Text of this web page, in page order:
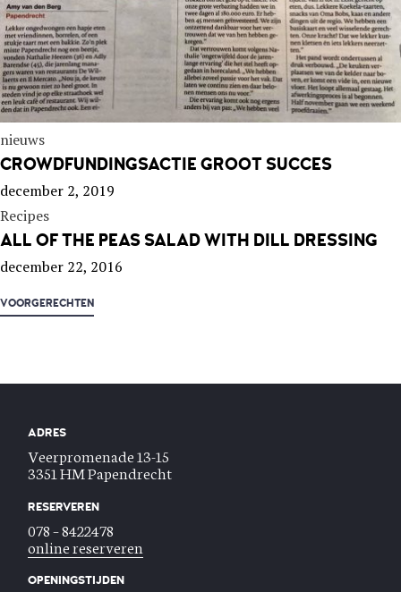
nieuws
CROWDFUNDINGSACTIE GROOT SUCCES
december 2, 2019
Recipes
ALL OF THE PEAS SALAD WITH DILL DRESSING
december 22, 2016
VOORGERECHTEN
ADRES
Veerpromenade 13-15
3351 HM Papendrecht
RESERVEREN
078 – 8422478
online reserveren
OPENINGSTIJDEN